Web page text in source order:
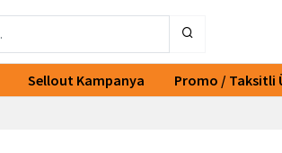
Sellout Kampanya Promo / Taksitli